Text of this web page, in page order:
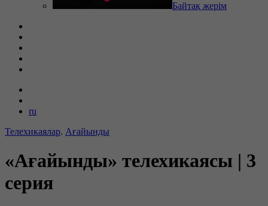
Байтақ жерім
ru
Телехикаялар. Ағайынды
«Ағайынды» телехикаясы | 3
серия